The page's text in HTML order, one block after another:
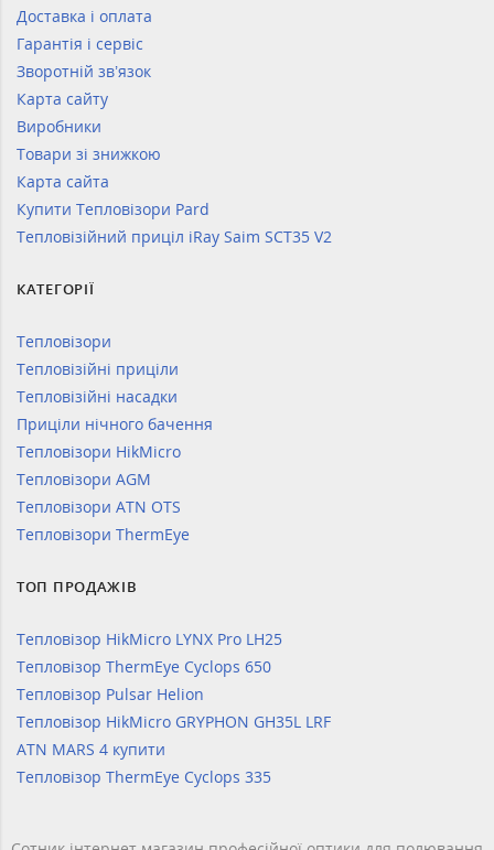
Доставка і оплата
Гарантія і сервіс
Зворотній зв’язок
Карта сайту
Виробники
Товари зі знижкою
Карта сайта
Купити Тепловізори Pard
Тепловізійний приціл iRay Saim SCT35 V2
КАТЕГОРІЇ
Тепловізори
Тепловізійні приціли
Тепловізійні насадки
Приціли нічного бачення
Тепловізори HikMicro
Тепловізори AGM
Тепловізори ATN OTS
Тепловізори ThermEye
ТОП ПРОДАЖІВ
Тепловізор HikMicro LYNX Pro LH25
Тепловізор ThermEye Cyclops 650
Тепловізор Pulsar Helion
Тепловізор HikMicro GRYPHON GH35L LRF
ATN MARS 4 купити
Тепловізор ThermEye Cyclops 335